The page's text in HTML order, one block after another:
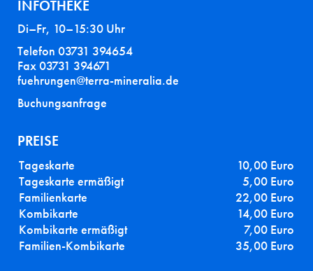
INFOTHEKE
Di–Fr, 10–15:30 Uhr
Telefon 03731 394654
Fax 03731 394671
fuehrungen@terra-mineralia.de
Buchungsanfrage
PREISE
Tageskarte
10,00 Euro
Tageskarte ermäßigt
5,00 Euro
Familienkarte
22,00 Euro
Kombikarte
14,00 Euro
Kombikarte ermäßigt
7,00 Euro
Familien-Kombikarte
35,00 Euro